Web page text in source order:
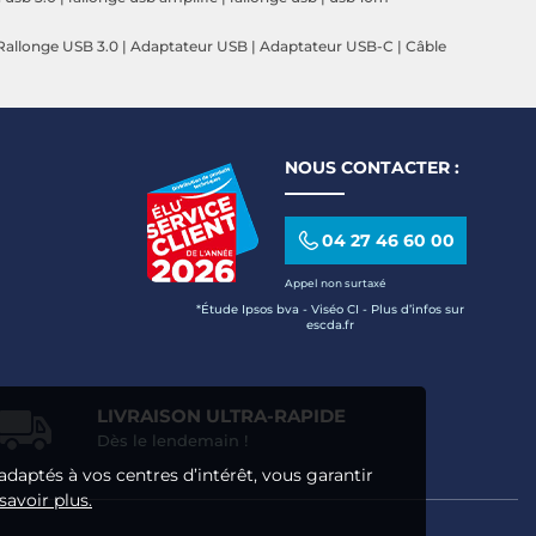
USB 3.0 | Adaptateur USB | Adaptateur USB-C | Câble
NOUS CONTACTER :
04 27 46 60 00
Appel non surtaxé
*Étude Ipsos bva - Viséo CI - Plus d’infos sur
escda.fr
LIVRAISON ULTRA-RAPIDE
Dès le lendemain !
à vos centres d’intérêt, vous garantir
plus.